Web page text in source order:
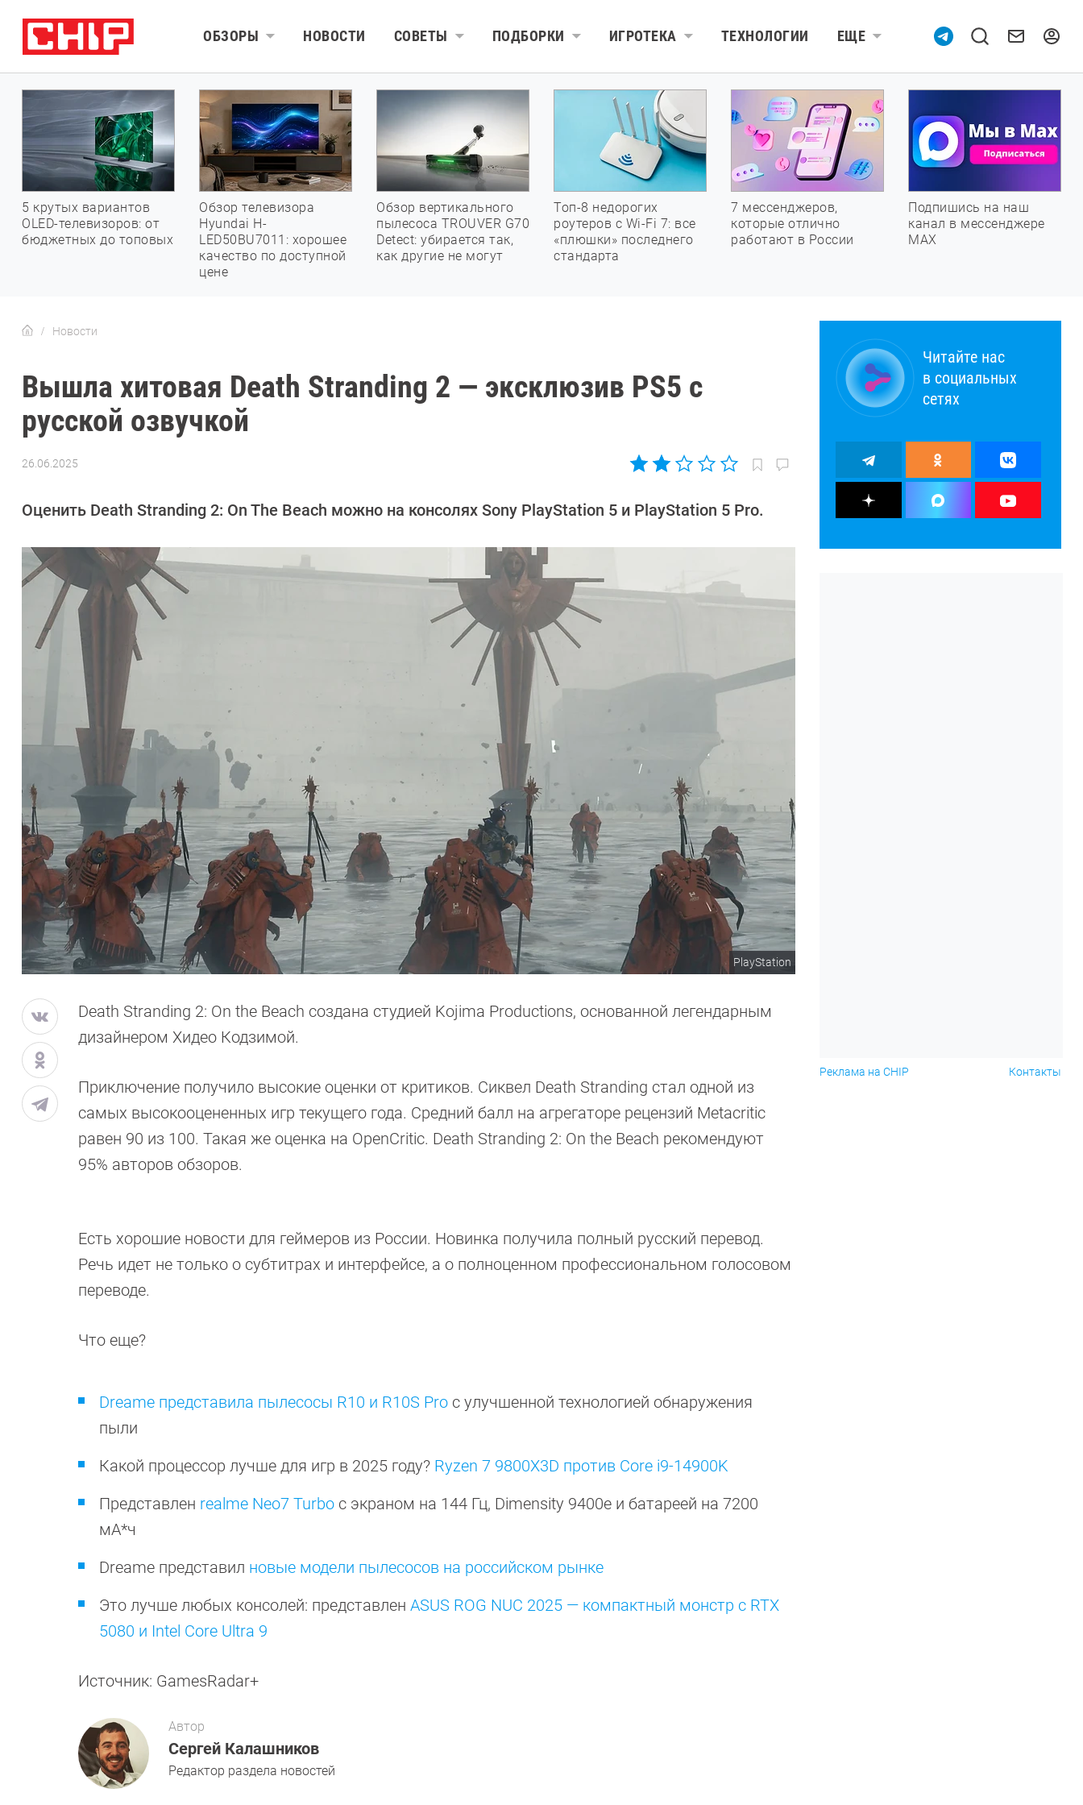
ОБЗОРЫ НОВОСТИ СОВЕТЫ ПОДБОРКИ ИГРОТЕКА ТЕХНОЛОГИИ ЕЩЕ
5 крутых вариантов
OLED-телевизоров: от
бюджетных до топовых
Обзор телевизора
Hyundai H-
LED50BU7011: хорошее
качество по доступной
цене
Обзор вертикального
пылесоса TROUVER G70
Detect: убирается так,
как другие не могут
Топ-8 недорогих
роутеров с Wi-Fi 7: все
«плюшки» последнего
стандарта
7 мессенджеров,
которые отлично
работают в России
Подпишись на наш
канал в мессенджере
МАХ
Новости
Вышла хитовая Death Stranding 2 — эксклюзив PS5 с
русской озвучкой
26.06.2025
Калашников
Оценить Death Stranding 2: On The Beach можно на консолях Sony PlayStation 5 и PlayStation 5 Pro.
PlayStation
Death Stranding 2: On the Beach создана студией Kojima Productions, основанной легендарным
дизайнером Хидео Кодзимой.
Приключение получило высокие оценки от критиков. Сиквел Death Stranding стал одной из
самых высокооцененных игр текущего года. Средний балл на агрегаторе рецензий Metacritic
равен 90 из 100. Такая же оценка на OpenCritic. Death Stranding 2: On the Beach рекомендуют
95% авторов обзоров.
Есть хорошие новости для геймеров из России. Новинка получила полный русский перевод.
Речь идет не только о субтитрах и интерфейсе, а о полноценном профессиональном голосовом
переводе.
Что еще?
Dreame представила пылесосы R10 и R10S Pro с улучшенной технологией обнаружения
пыли
Какой процессор лучше для игр в 2025 году? Ryzen 7 9800X3D против Core i9-14900K
Представлен realme Neo7 Turbo с экраном на 144 Гц, Dimensity 9400e и батареей на 7200
мА*ч
Dreame представил новые модели пылесосов на российском рынке
Это лучше любых консолей: представлен ASUS ROG NUC 2025 — компактный монстр с RTX
5080 и Intel Core Ultra 9
Источник: GamesRadar+
Автор
Сергей Калашников
Редактор раздела новостей
Читайте нас
в социальных
сетях
Реклама на CHIP Контакты